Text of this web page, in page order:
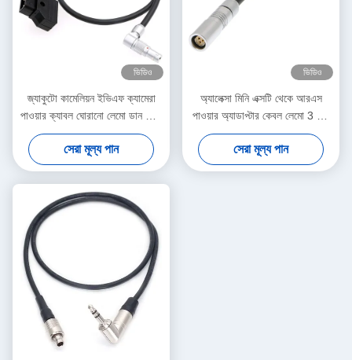
ভিডিও
জ্যাকুটো কামেলিয়ন ইভিএফ ক্যামেরা
পাওয়ার ক্যাবল ঘোরানো লেমো ডান কোণ
4 পিন পুরুষ থেকে বিপরীত ডি-ট্যাপ
সেরা মূল্য পান
ভিডিও
অ্যালেক্সা মিনি এক্সটি থেকে আরএস
পাওয়ার অ্যাডাপ্টার কেবল লেমো 3 পিন
মহিলা থেকে 7 পিন পুরুষ
সেরা মূল্য পান